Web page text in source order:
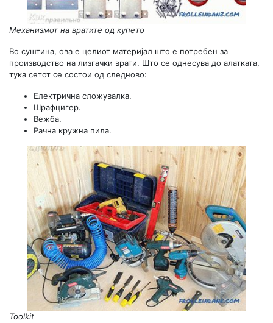
Механизмот на вратите од купето
Во суштина, ова е целиот материјал што е потребен за
производство на лизгачки врати. Што се однесува до алатката,
тука сетот се состои од следново:
Електрична сложувалка.
Шрафцигер.
Вежба.
Рачна кружна пила.
Toolkit